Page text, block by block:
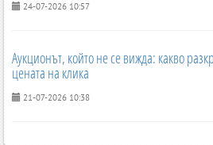
24-07-2026 10:57
Аукционът, който не се вижда: какво
цената на клика
21-07-2026 10:38